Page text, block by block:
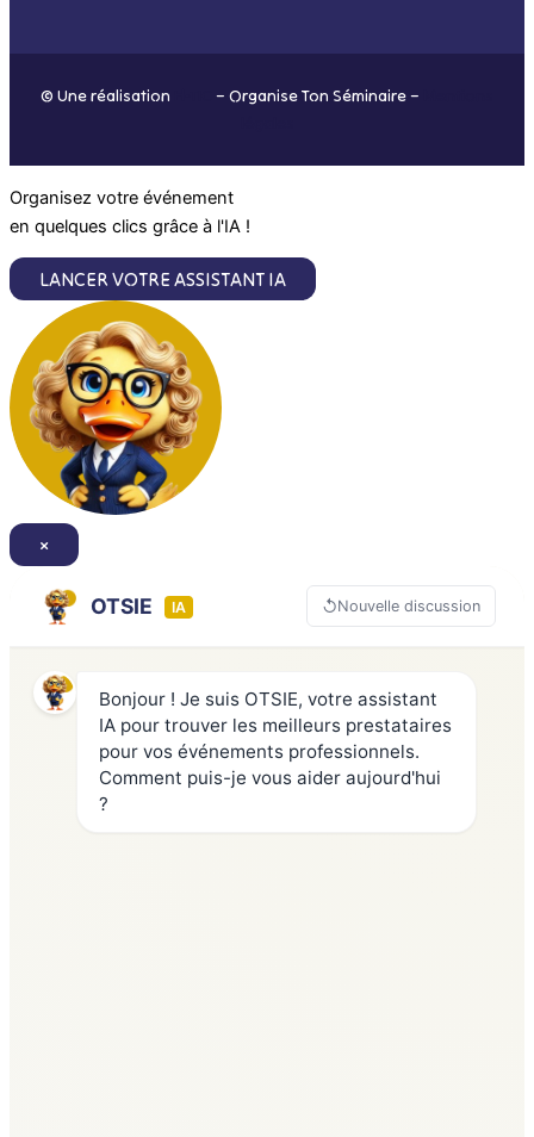
© Une réalisation – Organise Ton Séminaire –
Organisez votre événement
en quelques clics grâce à l'IA !
LANCER VOTRE ASSISTANT IA
×